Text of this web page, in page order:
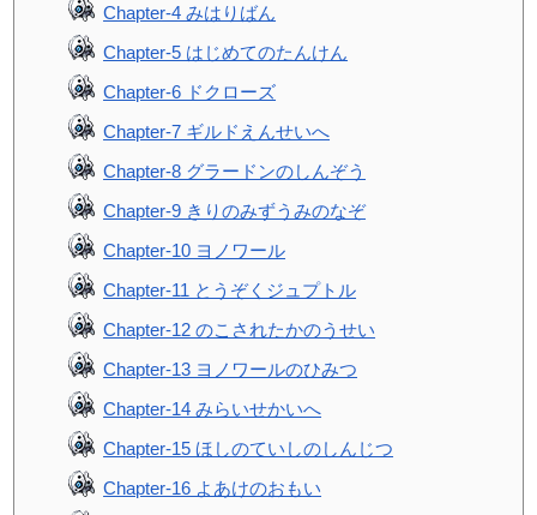
Chapter-4 みはりばん
Chapter-5 はじめてのたんけん
Chapter-6 ドクローズ
Chapter-7 ギルドえんせいへ
Chapter-8 グラードンのしんぞう
Chapter-9 きりのみずうみのなぞ
Chapter-10 ヨノワール
Chapter-11 とうぞくジュプトル
Chapter-12 のこされたかのうせい
Chapter-13 ヨノワールのひみつ
Chapter-14 みらいせかいへ
Chapter-15 ほしのていしのしんじつ
Chapter-16 よあけのおもい